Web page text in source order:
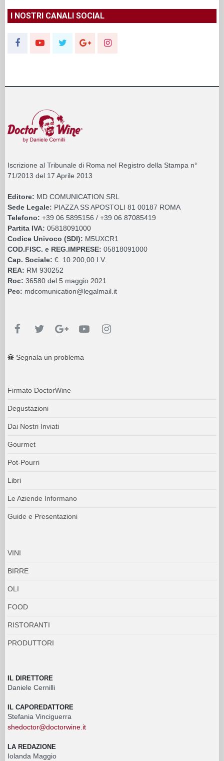
I NOSTRI CANALI SOCIAL
Iscrizione al Tribunale di Roma nel Registro della Stampa n°
71/2013 del 17 Aprile 2013
Editore: MD COMUNICATION SRL
Sede Legale: PIAZZA SS APOSTOLI 81 00187 ROMA
Telefono: +39 06 5895156 / +39 06 87085419
Partita IVA: 05818091000
Codice Univoco (SDI): M5UXCR1
COD.FISC. e REG.IMPRESE: 05818091000
Cap. Sociale: €. 10.200,00 I.V.
REA: RM 930252
Roc: 36580 del 5 maggio 2021
Pec: mdcomunication@legalmail.it
Segnala un problema
Firmato DoctorWine
Degustazioni
Dai Nostri Inviati
Gourmet
Pot-Pourri
Libri
Le Aziende Informano
Guide e Presentazioni
VINI
BIRRE
OLI
FOOD
RISTORANTI
PRODUTTORI
IL DIRETTORE
Daniele Cernilli
IL CAPOREDATTORE
Stefania Vinciguerra
shedoctor@doctorwine.it
LA REDAZIONE
Iolanda Maggio